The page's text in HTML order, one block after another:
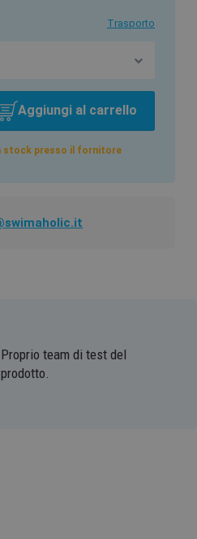
Trasporto
Aggiungi al carrello
stock presso il fornitore
Proprio team di test del
prodotto.